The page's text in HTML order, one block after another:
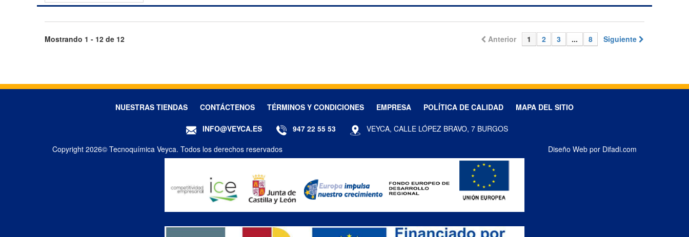
Anterior 1 2 3 ... 8 Siguiente
Mostrando 1 - 12 de 12
NUESTRAS TIENDAS CONTÁCTENOS TÉRMINOS Y CONDICIONES EMPRESA POLÍTICA DE CALIDAD MAPA DEL SITIO
Copyright 2026© Tecnoquímica Veyca. Todos los derechos reservados Diseño Web por Difadi.com
INFO@VEYCA.ES 947 22 55 53 VEYCA, CALLE LÓPEZ BRAVO, 7 BURGOS